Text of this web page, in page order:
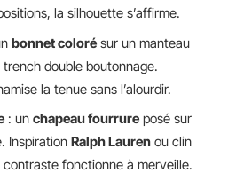
la silhouette s’affirme.
bonnet coloré sur un manteau
double boutonnage.
la tenue sans l’alourdir.
: un chapeau fourrure posé sur
Inspiration Ralph Lauren ou clin
contraste fonctionne à merveille.